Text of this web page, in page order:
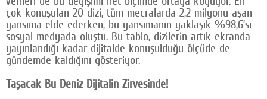
© 2026 TÜM HAKLARI SAKLIDIR
çok konuşulan 20 dizi, tüm mecralarda 2,2 milyonu aşan
yansıma elde ederken, bu yansımanın yaklaşık %98,6’sı
sosyal medyada oluştu. Bu tablo, dizilerin artık ekranda
yayınlandığı kadar dijitalde konuşulduğu ölçüde de
gündemde kaldığını gösteriyor.
Taşacak Bu Deniz Dijitalin Zirvesinde!